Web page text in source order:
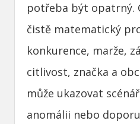
potřeba být opatrný.
čistě matematický
konkurence, marže,
citlivost, značka a
může ukazovat
anomálii nebo